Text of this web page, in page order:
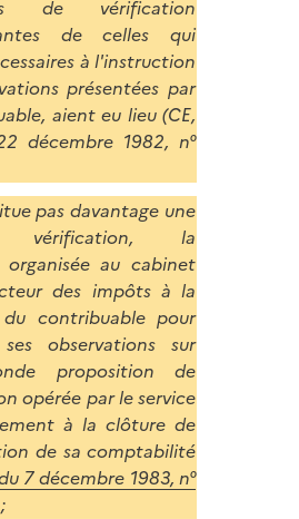
de vérification
de celles qui
à l'instruction
présentées par
aient eu lieu (CE,
décembre 1982, n°
pas davantage une
vérification, la
au cabinet
des impôts à la
contribuable pour
observations sur
proposition de
opérée par le service
à la clôture de
de sa comptabilité
7 décembre 1983, n°